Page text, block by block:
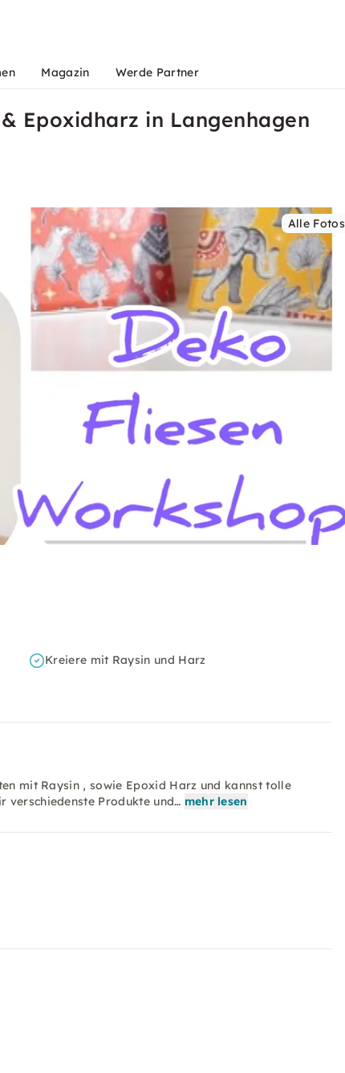
Magazin Werde Partner
Epoxidharz in Langenhagen
Alle Fotos
Kreiere mit Raysin und Harz
mit Raysin , sowie Epoxid Harz und kannst tolle
verschiedenste Produkte und… mehr lesen